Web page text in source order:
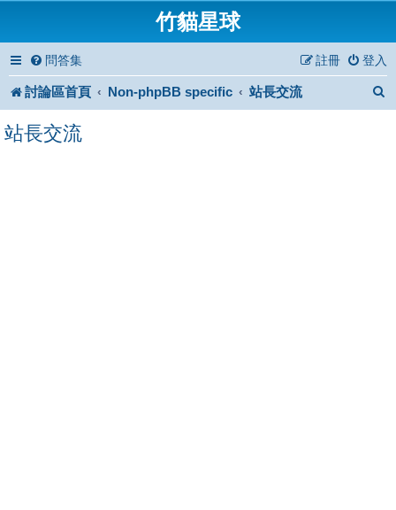
竹貓星球
問答集 登入
註冊
討論區首頁 Non-phpBB specific 站長交流
站長交流